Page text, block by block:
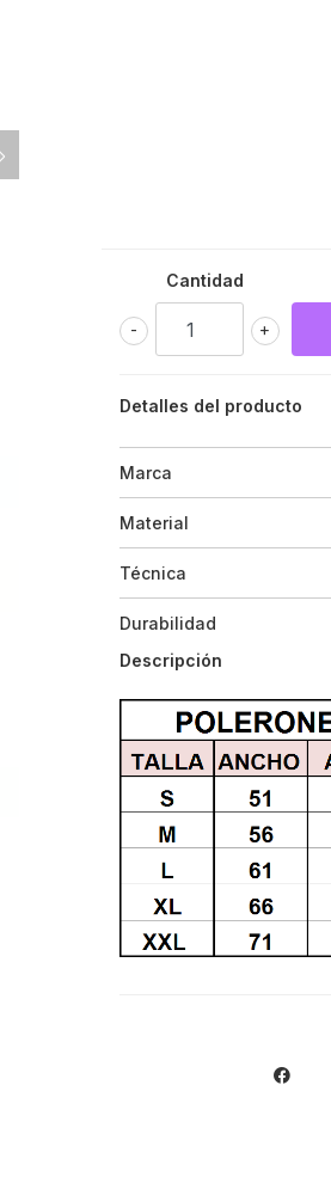
Cantidad
+
-
Detalles del producto
Marca
Material
Técnica
Durabilidad
Descripción